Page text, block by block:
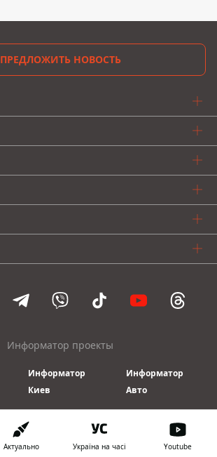
ПРЕДЛОЖИТЬ НОВОСТЬ
Информатор проекты
Информатор
Киев
Информатор
Авто
© 2016-2026 Informator
Актуально Україна на часі Youtube